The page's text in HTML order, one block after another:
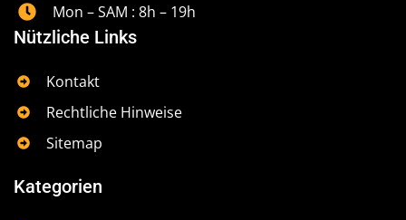
Mon – SAM : 8h – 19h
Nützliche Links
Kontakt
Rechtliche Hinweise
Sitemap
Kategorien